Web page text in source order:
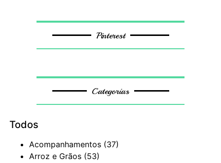
Pinterest
Categorias
Todos
Acompanhamentos (37)
Arroz e Grãos (53)